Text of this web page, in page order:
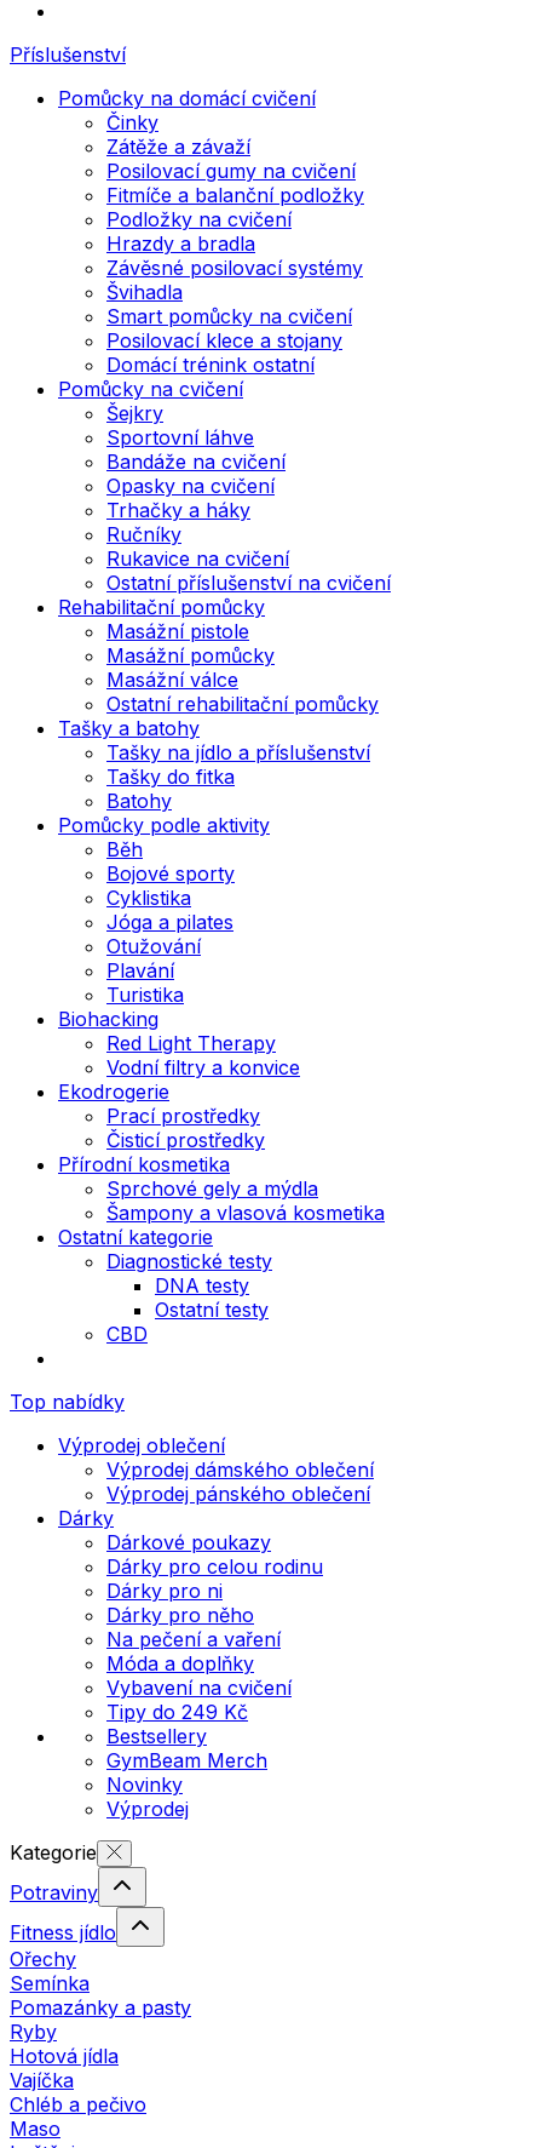
Příslušenství
Pomůcky na domácí cvičení
Činky
Zátěže a závaží
Posilovací gumy na cvičení
Fitmíče a balanční podložky
Podložky na cvičení
Hrazdy a bradla
Závěsné posilovací systémy
Švihadla
Smart pomůcky na cvičení
Posilovací klece a stojany
Domácí trénink ostatní
Pomůcky na cvičení
Šejkry
Sportovní láhve
Bandáže na cvičení
Opasky na cvičení
Trhačky a háky
Ručníky
Rukavice na cvičení
Ostatní příslušenství na cvičení
Rehabilitační pomůcky
Masážní pistole
Masážní pomůcky
Masážní válce
Ostatní rehabilitační pomůcky
Tašky a batohy
Tašky na jídlo a příslušenství
Tašky do fitka
Batohy
Pomůcky podle aktivity
Běh
Bojové sporty
Cyklistika
Jóga a pilates
Otužování
Plavání
Turistika
Biohacking
Red Light Therapy
Vodní filtry a konvice
Ekodrogerie
Prací prostředky
Čisticí prostředky
Přírodní kosmetika
Sprchové gely a mýdla
Šampony a vlasová kosmetika
Ostatní kategorie
Diagnostické testy
DNA testy
Ostatní testy
CBD
Top nabídky
Výprodej oblečení
Výprodej dámského oblečení
Výprodej pánského oblečení
Dárky
Dárkové poukazy
Dárky pro celou rodinu
Dárky pro ni
Dárky pro něho
Na pečení a vaření
Móda a doplňky
Vybavení na cvičení
Tipy do 249 Kč
Bestsellery
GymBeam Merch
Novinky
Výprodej
Kategorie
Potraviny
Fitness jídlo
Ořechy
Semínka
Pomazánky a pasty
Ryby
Hotová jídla
Vajíčka
Chléb a pečivo
Maso